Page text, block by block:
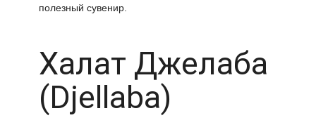
полезный сувенир.
Халат Джелаба
(Djellaba)